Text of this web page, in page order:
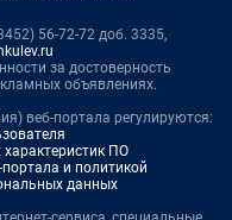
56-72-72 доб. 3335,
за достоверность
объявлениях.
веб-портала регулируются:
ПО
и политикой
данных